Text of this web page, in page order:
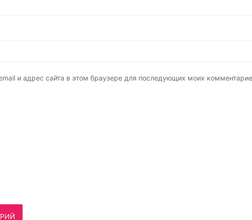
и адрес сайта в этом браузере для последующих моих